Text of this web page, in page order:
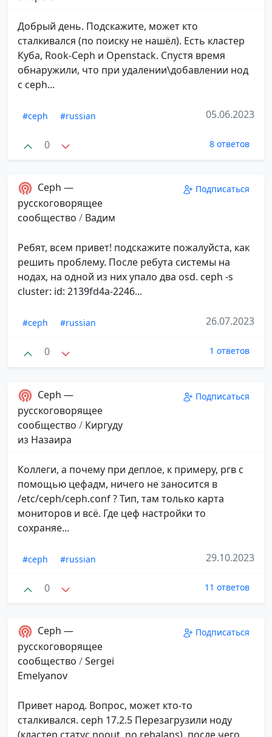
Добрый день. Подскажите, может кто
сталкивался (по поиску не нашёл). Есть кластер
Куба, Rook-Ceph и Openstack. Спустя время
обнаружили, что при удалении\добавлении нод
с ceph...
#ceph #russian 05.06.2023
0 8 ответов
Ceph —
русскоговорящее
сообщество / Вадим
Подписаться
Ребят, всем привет! подскажите пожалуйста, как
решить проблему. После ребута системы на
нодах, на одной из них упало два osd. ceph -s
cluster: id: 2139fd4a-2246...
#ceph #russian 26.07.2023
0 1 ответов
Ceph —
русскоговорящее
сообщество / Киргуду
из Назаира
Подписаться
Коллеги, а почему при деплое, к примеру, ргв с
помощью цефадм, ничего не заносится в
/etc/ceph/ceph.conf ? Тип, там только карта
мониторов и всё. Где цеф настройки то
сохраняе...
#ceph #russian 29.10.2023
0 11 ответов
Ceph —
русскоговорящее
сообщество /Sergei
Emelyanov
Подписаться
Привет народ. Вопрос, может кто-то
сталкивался. ceph 17.2.5 Перезагрузили ноду